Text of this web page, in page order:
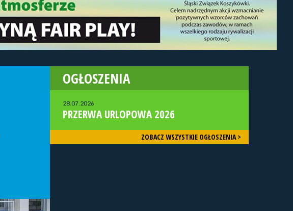
OGŁOSZENIA
28.07.2026
PRZERWA URLOPOWA 2026
ZOBACZ WSZYSTKIE OGŁOSZENIA >